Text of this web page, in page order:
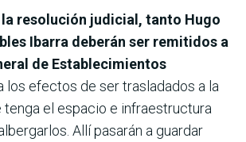
la resolución judicial, tanto Hugo
Ibarra deberán ser remitidos a
de Establecimientos
los efectos de ser trasladados a la
tenga el espacio e infraestructura
Allí pasarán a guardar